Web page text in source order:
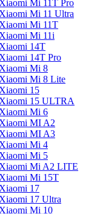
Mi 11T Pro
Mi 11 Ultra
Mi 11T
Mi 11i
14T
14T Pro
Mi 8
Mi 8 Lite
15
15 ULTRA
Mi 6
MI A2
MI A3
Mi 4
Mi 5
Mi A2 LITE
Mi 15T
17
17 Ultra
Mi 10